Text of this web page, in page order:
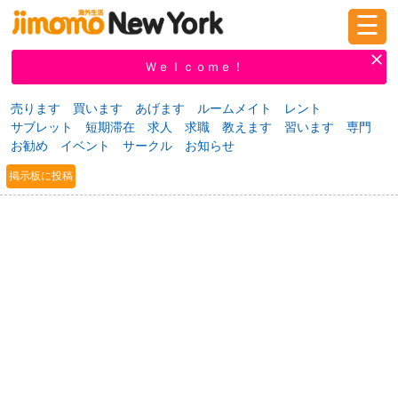
新規登録
掲示板 教えて！
☰
Ｗｅｌｃｏｍｅ！
売ります 買います あげます ルームメイト
レント
サブレット
短期滞在 求人 求職 教えます 習います
専門
お勧め
イベント サークル お知らせ
掲示板に投稿